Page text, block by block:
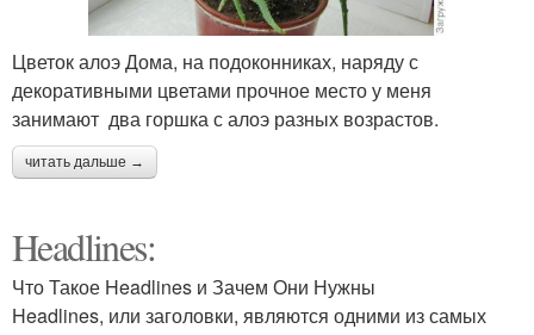
Цветок алоэ Дома, на подоконниках, наряду с
декоративными цветами прочное место у меня
занимают два горшка с алоэ разных возрастов.
читать дальше →
Headlines:
Что Такое Headlines и Зачем Они Нужны
Headlines, или заголовки, являются одними из самых